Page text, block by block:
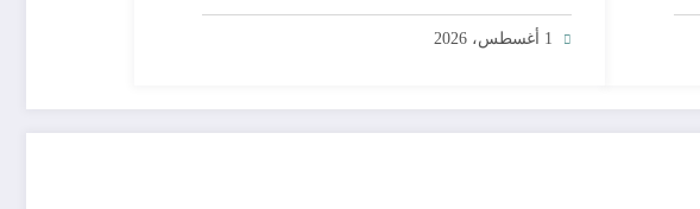
والسلاح وطباعة العملة
1 أغسطس، 2026